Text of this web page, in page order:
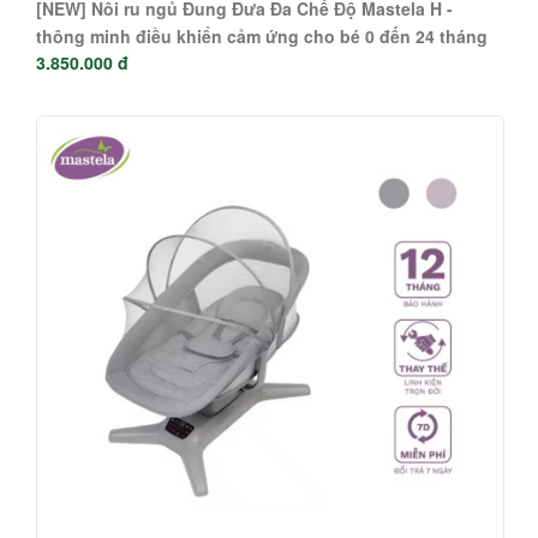
[NEW] Nôi ru ngủ Đung Đưa Đa Chế Độ Mastela H -
thông minh điều khiển cảm ứng cho bé 0 đến 24 tháng
08401
3.850.000 đ